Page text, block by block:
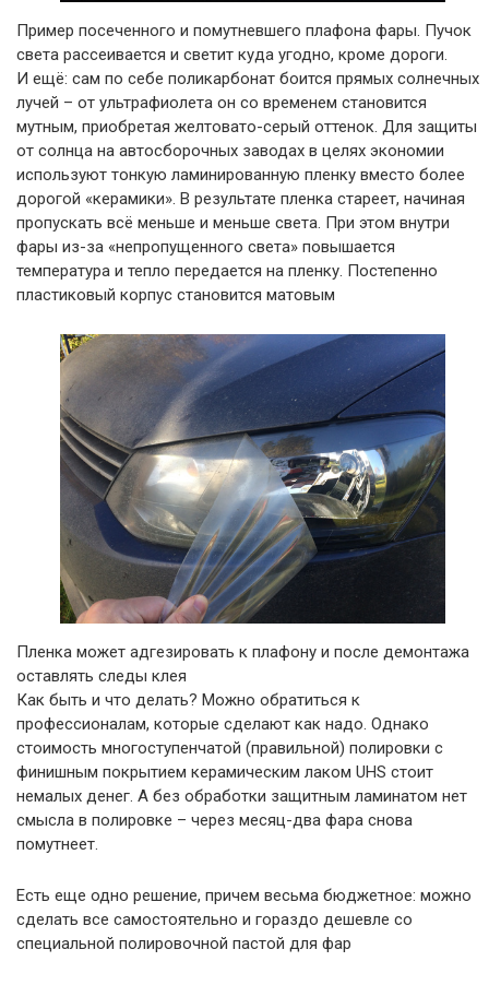
Пример посеченного и помутневшего плафона фары. Пучок
света рассеивается и светит куда угодно, кроме дороги.
И ещё: сам по себе поликарбонат боится прямых солнечных
лучей – от ультрафиолета он со временем становится
мутным, приобретая желтовато-серый оттенок. Для защиты
от солнца на автосборочных заводах в целях экономии
используют тонкую ламинированную пленку вместо более
дорогой «керамики». В результате пленка стареет, начиная
пропускать всё меньше и меньше света. При этом внутри
фары из-за «непропущенного света» повышается
температура и тепло передается на пленку. Постепенно
пластиковый корпус становится матовым
Пленка может адгезировать к плафону и после демонтажа
оставлять следы клея
Как быть и что делать? Можно обратиться к
профессионалам, которые сделают как надо. Однако
стоимость многоступенчатой (правильной) полировки с
финишным покрытием керамическим лаком UHS стоит
немалых денег. А без обработки защитным ламинатом нет
смысла в полировке – через месяц-два фара снова
помутнеет.
Есть еще одно решение, причем весьма бюджетное: можно
сделать все самостоятельно и гораздо дешевле со
специальной полировочной пастой для фар